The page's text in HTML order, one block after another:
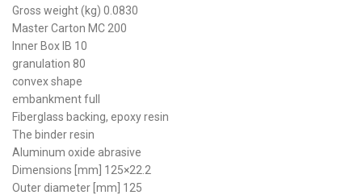
Gross weight (kg) 0.0830
Master Carton MC 200
Inner Box IB 10
granulation 80
convex shape
embankment full
Fiberglass backing, epoxy resin
The binder resin
Aluminum oxide abrasive
Dimensions [mm] 125×22.2
Outer diameter [mm] 125